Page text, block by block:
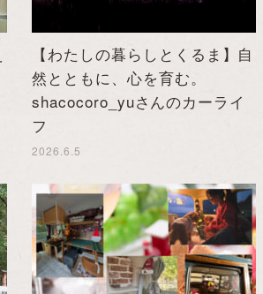
【わたしの暮らしとくるま】自
然とともに、心を育む。
shacocoro_yuさんのカーライ
フ
2026.6.5